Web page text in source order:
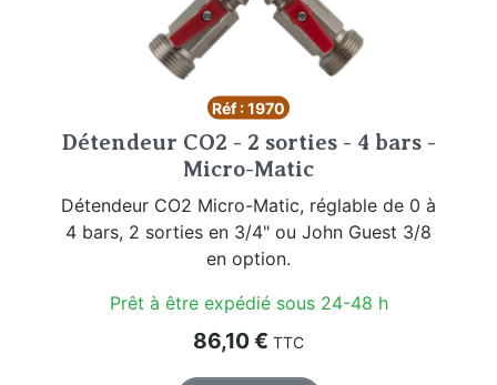
Réf : 1970
Détendeur CO2 - 2 sorties - 4 bars -
Micro-Matic
Détendeur CO2 Micro-Matic, réglable de 0 à
4 bars, 2 sorties en 3/4" ou John Guest 3/8
en option.
Prêt à être expédié sous 24-48 h
Prix
86,10 € TTC